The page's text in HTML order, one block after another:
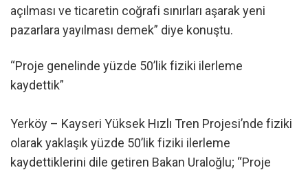
açılması ve ticaretin coğrafi sınırları aşarak yeni
pazarlara yayılması demek” diye konuştu.
“Proje genelinde yüzde 50’lik fiziki ilerleme
kaydettik”
Yerköy – Kayseri Yüksek Hızlı Tren Projesi’nde fiziki
olarak yaklaşık yüzde 50’lik fiziki ilerleme
kaydettiklerini dile getiren Bakan Uraloğlu; “Proje